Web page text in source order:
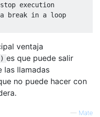
execution
break in a loop
ventaja
es que puede salir
las llamadas
no puede hacer con
— Mate